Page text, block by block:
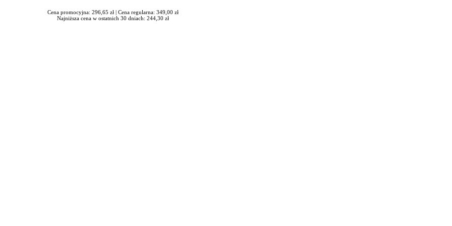
Cena promocyjna: 296,65 zł | Cena regularna: 349,00 zł
Najniższa cena w ostatnich 30 dniach: 244,30 zł